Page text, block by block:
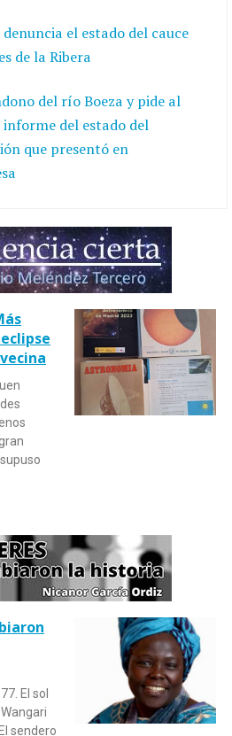
el estado del cauce
de la Ribera
del río Boeza y pide al
informe del estado del
que presentó en
El sol
sendero